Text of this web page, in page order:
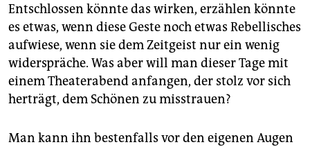
Entschlossen könnte das wirken, erzählen könnte
es etwas, wenn diese Geste noch etwas Rebellisches
aufwiese, wenn sie dem Zeitgeist nur ein wenig
widerspräche. Was aber will man dieser Tage mit
einem Theaterabend anfangen, der stolz vor sich
herträgt, dem Schönen zu misstrauen?
Man kann ihn bestenfalls vor den eigenen Augen